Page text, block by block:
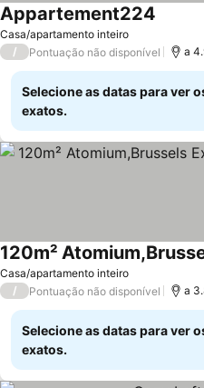
Casa/apartamento inteiro
Appartement224
/ Pontuação não disponível a
Selecione as datas para ver
exatos.
Casa/apartamento inteiro
/ Pontuação não disponível a
Selecione as datas para ver
exatos.